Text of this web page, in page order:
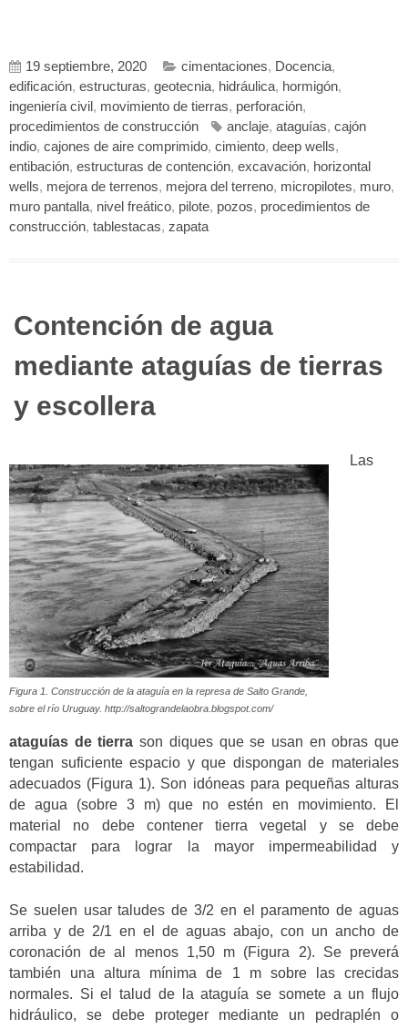
19 septiembre, 2020 cimentaciones, Docencia,
edificación, estructuras, geotecnia, hidráulica, hormigón,
ingeniería civil, movimiento de tierras, perforación,
procedimientos de construcción
anclaje, ataguías, cajón
indio, cajones de aire comprimido, cimiento, deep wells,
entibación, estructuras de contención, excavación, horizontal
wells, mejora de terrenos, mejora del terreno, micropilotes, muro,
muro pantalla, nivel freático, pilote, pozos, procedimientos de
construcción, tablestacas, zapata
Contención de agua
mediante ataguías de tierras
y escollera
Figura 1. Construcción de la ataguía en la represa de Salto Grande,
sobre el río Uruguay. http://saltograndelaobra.blogspot.com/
Las
ataguías de tierra son diques que se usan en obras que
tengan suficiente espacio y que dispongan de materiales
adecuados (Figura 1). Son idóneas para pequeñas alturas
de agua (sobre 3 m) que no estén en movimiento. El
material no debe contener tierra vegetal y se debe
compactar para lograr la mayor impermeabilidad y
estabilidad.
Se suelen usar taludes de 3/2 en el paramento de aguas
arriba y de 2/1 en el de aguas abajo, con un ancho de
coronación de al menos 1,50 m (Figura 2). Se preverá
también una altura mínima de 1 m sobre las crecidas
normales. Si el talud de la ataguía se somete a un flujo
hidráulico, se debe proteger mediante un pedraplén o